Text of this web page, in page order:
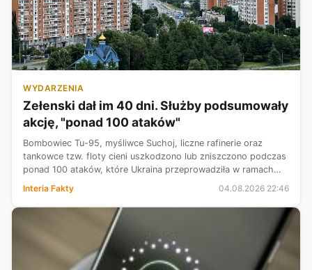
WYDARZENIA
Zełenski dał im 40 dni. Służby podsumowały
akcję, "ponad 100 ataków"
Bombowiec Tu-95, myśliwce Suchoj, liczne rafinerie oraz
tankowce tzw. floty cieni uszkodzono lub zniszczono podczas
ponad 100 ataków, które Ukraina przeprowadziła w ramach
skutecznym mechanizme...
Interia Fakty 04.08.2026 22:46